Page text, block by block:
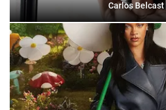
Carlos Belcast